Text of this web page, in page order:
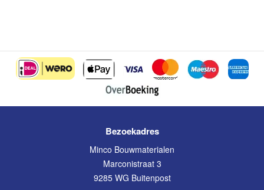
Bezoekadres
Minco Bouwmaterialen
Marconistraat 3
9285 WG Buitenpost